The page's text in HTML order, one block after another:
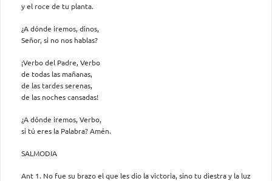
y el roce de tu planta.
¿A dónde iremos, dinos,
Señor, si no nos hablas?
¡Verbo del Padre, Verbo
de todas las mañanas,
de las tardes serenas,
de las noches cansadas!
¿A dónde iremos, Verbo,
si tú eres la Palabra? Amén.
SALMODIA
Ant 1. No fue su brazo el que les dio la victoria, sino tu diestra y la luz